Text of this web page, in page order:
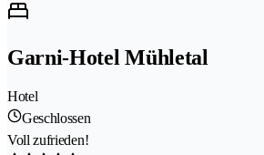
Garni-Hotel Mühletal
Hotel
Geschlossen
Voll zufrieden!